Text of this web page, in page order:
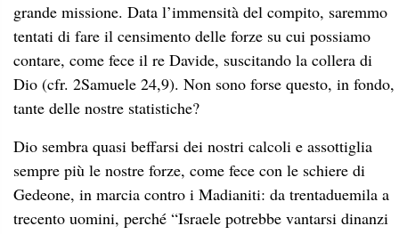
grande missione. Data l’immensità del compito, saremmo
tentati di fare il censimento delle forze su cui possiamo
contare, come fece il re Davide, suscitando la collera di
Dio (cfr. 2Samuele 24,9). Non sono forse questo, in fondo,
tante delle nostre statistiche?
Dio sembra quasi beffarsi dei nostri calcoli e assottiglia
sempre più le nostre forze, come fece con le schiere di
Gedeone, in marcia contro i Madianiti: da trentaduemila a
trecento uomini, perché “Israele potrebbe vantarsi dinanzi